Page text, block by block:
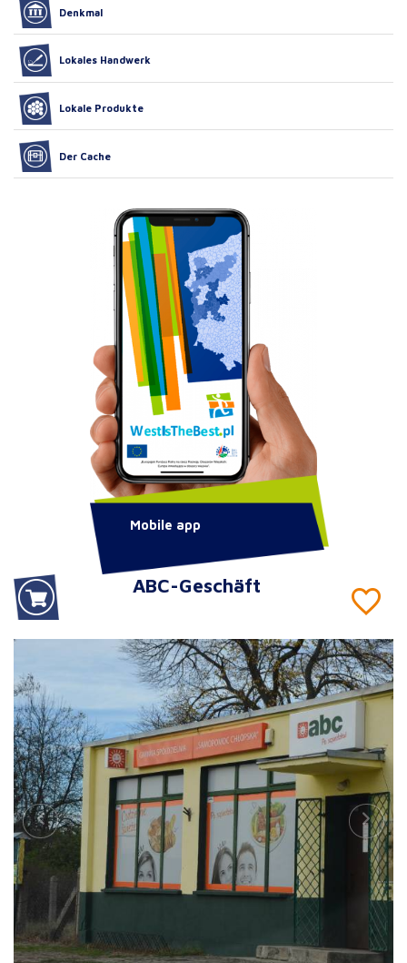
ABC-Geschäft
Denkmal
Lokales Handwerk
Lokale Produkte
Der Cache
Mobile app